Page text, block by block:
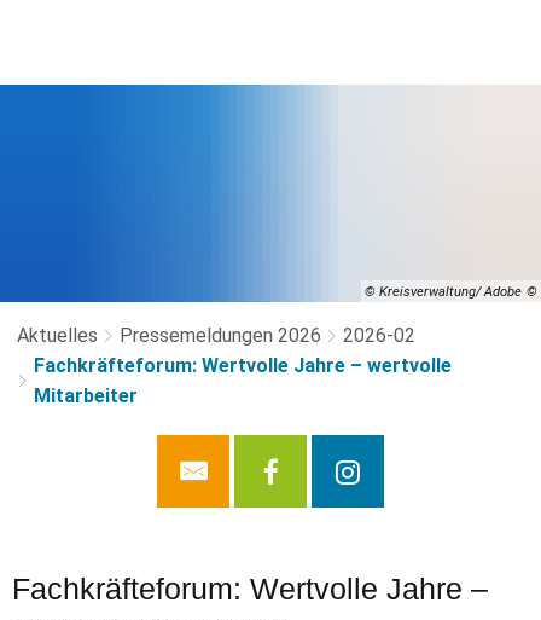
© Kreisverwaltung/ Adobe
Aktuelles Pressemeldungen 2026
2026-02
Fachkräfteforum: Wertvolle Jahre – wertvolle
Mitarbeiter
Fachkräfteforum: Wertvolle Jahre –